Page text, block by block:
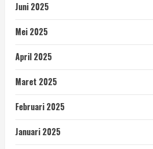
Juni 2025
Mei 2025
April 2025
Maret 2025
Februari 2025
Januari 2025